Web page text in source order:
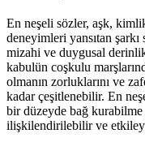
En neşeli sözler, aşk,
deneyimleri yansıtan
mizahi ve duygusal
kabulün coşkulu
olmanın zorluklarını ve
kadar çeşitlenebilir. En
bir düzeyde bağ kurabilme
ilişkilendirilebilir ve